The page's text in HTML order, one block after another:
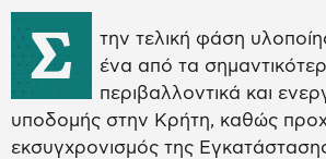
Σ
την τελική φάση
ένα από τα
περιβαλλοντικά και
υποδομής στην Κρήτη, καθώς
εκσυγχρονισμός της